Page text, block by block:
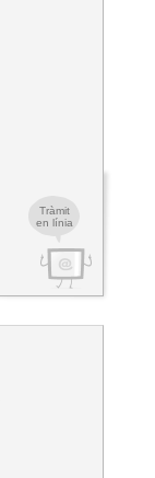
Tràmit
en línia